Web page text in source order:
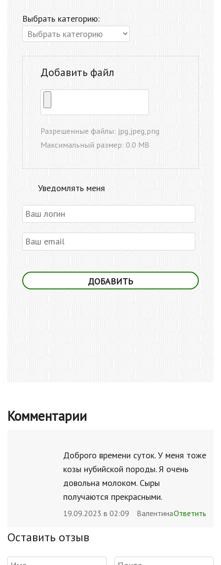
Выбрать категорию:
Добавить файл
Разрешенные файлы: jpg,jpeg,png
Максимальный размер: 0.0 MB
Уведомлять меня
Комментарии
Доброго времени суток. У меня тоже
козы нубийской породы. Я очень
довольна молоком. Сыры
получаются прекрасными.
19.09.2023 в 02:09 ВалентинаОтветить
Оставить отзыв